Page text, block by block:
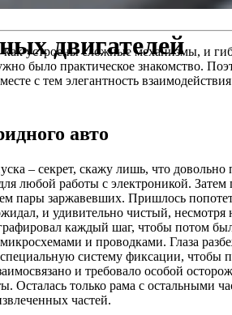
двигателей
как устроены сложные механизмы, и
было практическое знакомство.
с тем элегантность
авто
– секрет, скажу лишь, что
любой работы с электроникой.
пары заржавевших. Пришлось
и удивительно чистый,
каждый шаг, чтобы потом
и проводками. Глаза
систему фиксации, чтобы
и требовало особой
Осталась только рама с остальными
частей.